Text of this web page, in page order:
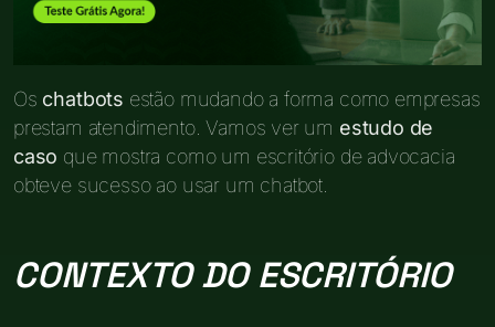
Os chatbots estão mudando a forma como empresas
prestam atendimento. Vamos ver um estudo de
caso que mostra como um escritório de advocacia
obteve sucesso ao usar um chatbot.
CONTEXTO DO ESCRITÓRIO